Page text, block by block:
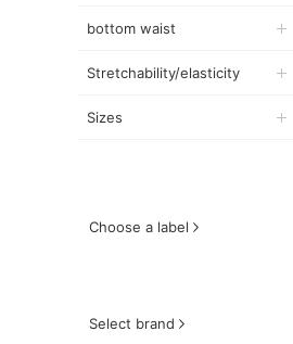
bottom waist
Stretchability/elasticity
Sizes
Choose a label
Select brand